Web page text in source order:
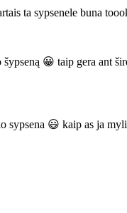
ta sypsenele buna
😀 taip gera ant
sypsena 😃 kaip as ja